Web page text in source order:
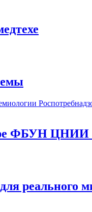
ФБУН ЦНИИ
реального